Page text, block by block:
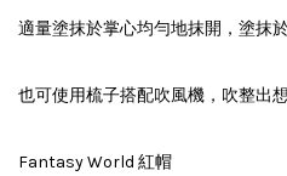
適量塗抹於掌心均勻地抹開，塗抹
也可使用梳子搭配吹風機，吹整出想
Fantasy World 紅帽